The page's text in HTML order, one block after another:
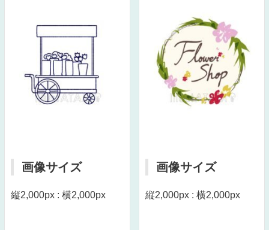
画像サイズ
縦2,000px : 横2,000px
画像サイズ
縦2,000px : 横2,000px